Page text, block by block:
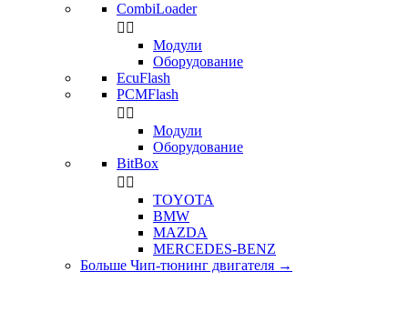
CombiLoader
 
Модули
Оборудование
EcuFlash
PCMFlash
 
Модули
Оборудование
BitBox
 
TOYOTA
BMW
MAZDA
MERCEDES-BENZ
Больше Чип-тюнинг двигателя →